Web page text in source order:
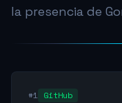
la presencia de
#1 GitHub